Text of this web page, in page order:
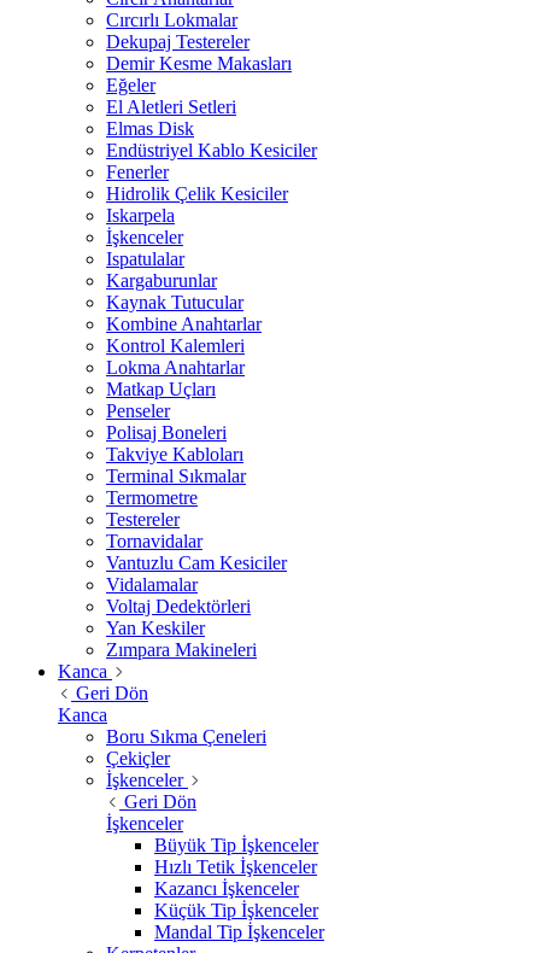
Cırcırlı Lokmalar
Dekupaj Testereler
Demir Kesme Makasları
Eğeler
El Aletleri Setleri
Elmas Disk
Endüstriyel Kablo Kesiciler
Fenerler
Hidrolik Çelik Kesiciler
Iskarpela
İşkenceler
Ispatulalar
Kargaburunlar
Kaynak Tutucular
Kombine Anahtarlar
Kontrol Kalemleri
Lokma Anahtarlar
Matkap Uçları
Penseler
Polisaj Boneleri
Takviye Kabloları
Terminal Sıkmalar
Termometre
Testereler
Tornavidalar
Vantuzlu Cam Kesiciler
Vidalamalar
Voltaj Dedektörleri
Yan Keskiler
Zımpara Makineleri
Kanca
Geri Dön
Kanca
Boru Sıkma Çeneleri
Çekiçler
İşkenceler
Geri Dön
İşkenceler
Büyük Tip İşkenceler
Hızlı Tetik İşkenceler
Kazancı İşkenceler
Küçük Tip İşkenceler
Mandal Tip İşkenceler